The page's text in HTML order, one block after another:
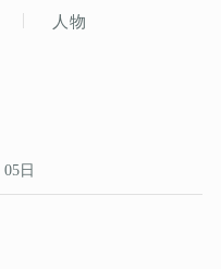
人物
日